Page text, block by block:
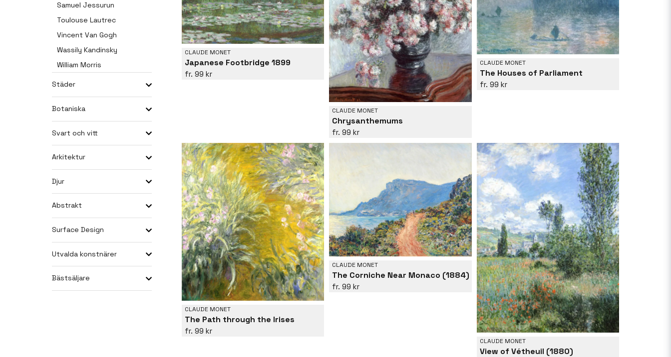
Samuel Jessurun
Toulouse Lautrec
Vincent Van Gogh
Wassily Kandinsky
William Morris
Städer
Botaniska
Svart och vitt
Arkitektur
Djur
Abstrakt
Surface Design
Utvalda konstnärer
Bästsäljare
CLAUDE MONET
Japanese Footbridge 1899
99 kr
CLAUDE MONET
Chrysanthemums
99 kr
CLAUDE MONET
The Houses of Parliament
99 kr
CLAUDE MONET
The Path through the Irises
99 kr
CLAUDE MONET
The Corniche Near Monaco (1884)
99 kr
CLAUDE MONET
View of Vétheuil (1880)